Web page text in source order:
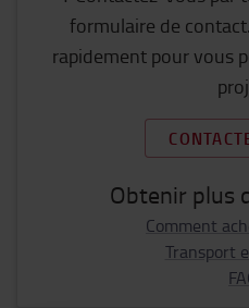
formulaire de
rapidement pour vous
Obtenir plus
Comment
Transport